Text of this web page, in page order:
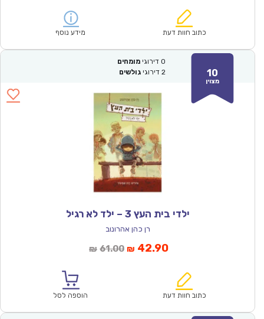
₪64.00.
הוא:
כתוב חוות דעת מידע נוסף
10
מצוין
0 דירוגי מומחים
2 דירוגי גולשים
ילדי בית העץ 3 – ילד לא רגיל
רן כהן אהרונוב
₪ 61.00המחיר
₪61.00.
₪ 42.90המחיר
הוא:
כתוב חוות דעת הוספה לסל